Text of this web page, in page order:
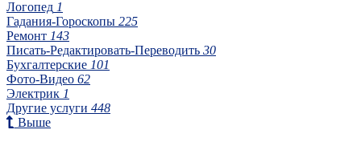
Логопед 1
Гадания-Гороскопы 225
Ремонт 143
Писать-Редактировать-Переводить 30
Бухгалтерские 101
Фото-Видео 62
Электрик 1
Другие услуги 448
Выше